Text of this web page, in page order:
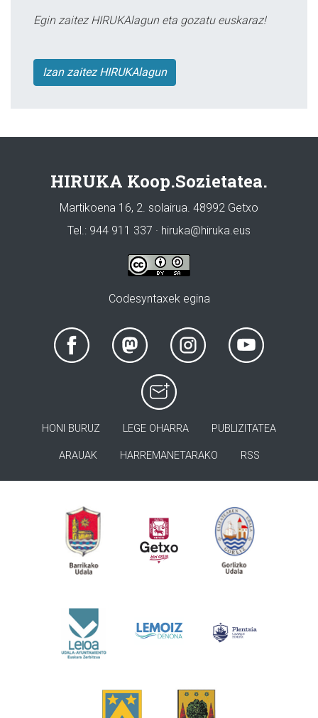
Egin zaitez HIRUKAlagun eta gozatu euskaraz!
Izan zaitez HIRUKAlagun
HIRUKA Koop.Sozietatea.
Martikoena 16, 2. solairua. 48992 Getxo
Tel.: 944 911 337 · hiruka@hiruka.eus
Codesyntaxek egina
HONI BURUZ LEGE OHARRA PUBLIZITATEA
ARAUAK HARREMANETARAKO RSS